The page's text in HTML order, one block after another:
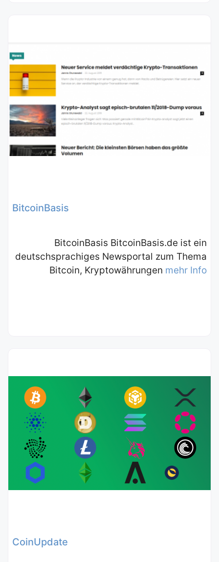
BitcoinBasis
BitcoinBasis BitcoinBasis.de ist ein
deutschsprachiges Newsportal zum Thema
Bitcoin, Kryptowährungen mehr Info
CoinUpdate